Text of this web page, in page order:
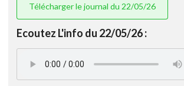
Télécharger le journal du 22/05/26
Ecoutez L'info du 22/05/26 :